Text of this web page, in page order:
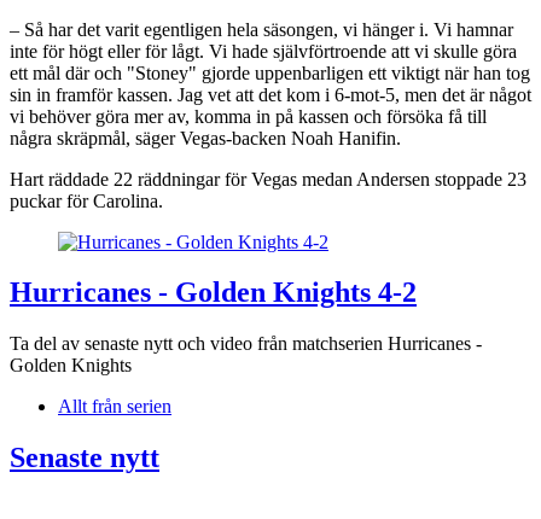
– Så har det varit egentligen hela säsongen, vi hänger i. Vi hamnar
inte för högt eller för lågt. Vi hade självförtroende att vi skulle göra
ett mål där och "Stoney" gjorde uppenbarligen ett viktigt när han tog
sin in framför kassen. Jag vet att det kom i 6-mot-5, men det är något
vi behöver göra mer av, komma in på kassen och försöka få till
några skräpmål, säger Vegas-backen Noah Hanifin.
Hart räddade 22 räddningar för Vegas medan Andersen stoppade 23
puckar för Carolina.
Hurricanes - Golden Knights 4-2
Ta del av senaste nytt och video från matchserien Hurricanes -
Golden Knights
Allt från serien
Senaste nytt